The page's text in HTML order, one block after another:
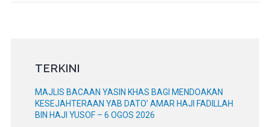
TERKINI
MAJLIS BACAAN YASIN KHAS BAGI MENDOAKAN
KESEJAHTERAAN YAB DATO’ AMAR HAJI FADILLAH
BIN HAJI YUSOF – 6 OGOS 2026